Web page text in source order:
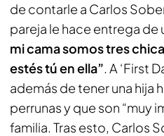
de contarle a Carlos
pareja le hace entrega de
mi cama somos tres
estés tú en ella”. A ‘First
además de tener una hija
perrunas y que son “muy
familia. Tras esto, Carlos